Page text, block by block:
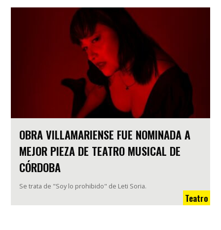
OBRA VILLAMARIENSE FUE NOMINADA A
MEJOR PIEZA DE TEATRO MUSICAL DE
CÓRDOBA
Se trata de "Soy lo prohibido" de Leti Soria.
Teatro